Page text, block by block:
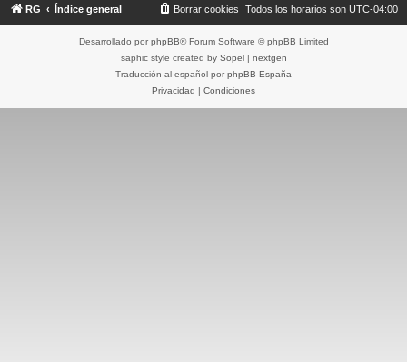
RG Índice general Todos los horarios son UTC-04:00
Borrar cookies
Desarrollado por phpBB® Forum Software © phpBB Limited
saphic style created by Sopel| nextgen
Traducción al español por phpBB España
Privacidad | Condiciones